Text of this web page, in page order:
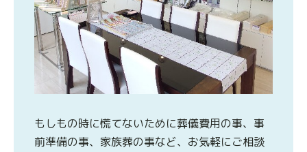
もしもの時に慌てないために葬儀費用の事、事
前準備の事、家族葬の事など、お気軽にご相談